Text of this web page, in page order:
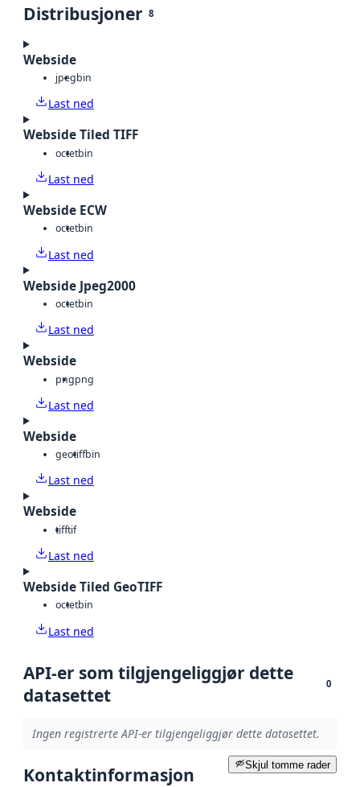
Distribusjoner 8
Webside
jpegbin
Last ned
Webside Tiled TIFF
octetbin
Last ned
Webside ECW
octetbin
Last ned
Webside Jpeg2000
octetbin
Last ned
Webside
pngpng
Last ned
Webside
geotiffbin
Last ned
Webside
tifftif
Last ned
Webside Tiled GeoTIFF
octetbin
Last ned
API-er som tilgjengeliggjør dette
datasettet
0
Ingen registrerte API-er tilgjengeliggjør dette datasettet.
Skjul tomme rader
Kontaktinformasjon